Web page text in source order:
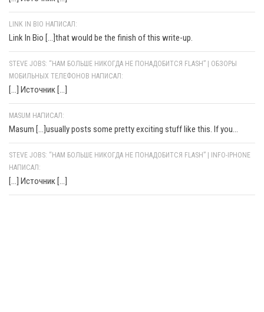
LINK IN BIO НАПИСАЛ:
Link In Bio [...]that would be the finish of this write-up.
STEVE JOBS: “НАМ БОЛЬШЕ НИКОГДА НЕ ПОНАДОБИТСЯ FLASH” | ОБЗОРЫ
МОБИЛЬНЫХ ТЕЛЕФОНОВ НАПИСАЛ:
[…] Источник […]
MASUM НАПИСАЛ:
Masum [...]usually posts some pretty exciting stuff like this. If you...
STEVE JOBS: “НАМ БОЛЬШЕ НИКОГДА НЕ ПОНАДОБИТСЯ FLASH” | INFO-IPHONE
НАПИСАЛ:
[…] Источник […]